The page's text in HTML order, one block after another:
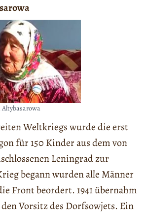
Weltkriegs wurde die erst
für 150 Kinder aus dem von
Leningrad zur
begann wurden alle Männer
Front beordert. 1941 übernahm
den Vorsitz des Dorfsowjets. Ein